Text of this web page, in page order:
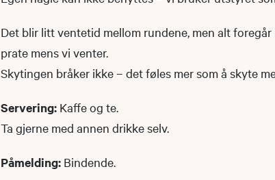
Det blir litt ventetid mellom rundene, men alt
prate mens vi venter.
Skytingen bråker ikke – det føles mer som å skyte
Servering: Kaffe og te.
Ta gjerne med annen drikke selv.
Påmelding: Bindende.